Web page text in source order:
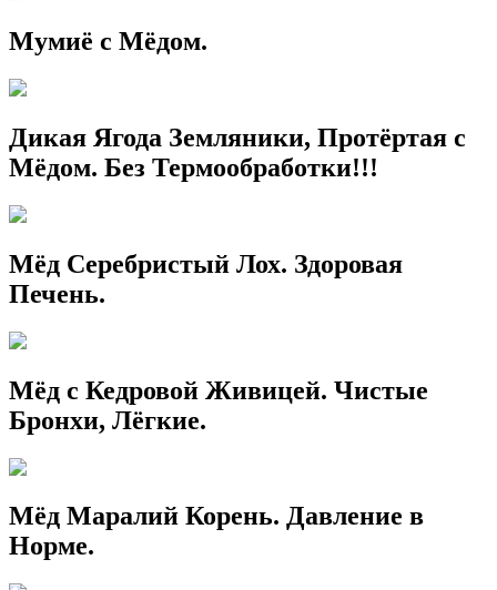
Мумиё с Мёдом.
Дикая Ягода Земляники, Протёртая с
Мёдом. Без Термообработки!!!
Мёд Серебристый Лох. Здоровая
Печень.
Мёд с Кедровой Живицей. Чистые
Бронхи, Лёгкие.
Мёд Маралий Корень. Давление в
Норме.